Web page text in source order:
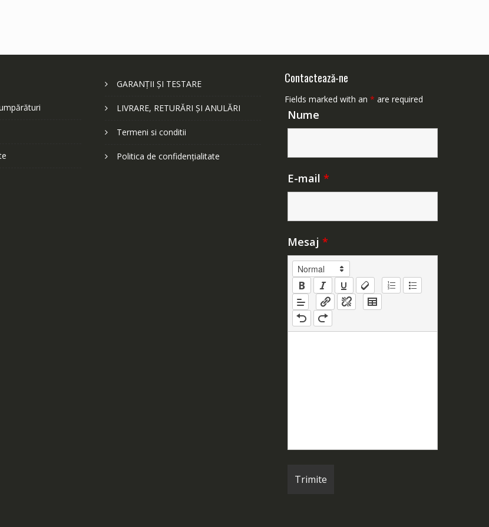
GARANȚII ȘI TESTARE
LIVRARE, RETURĂRI ȘI ANULĂRI
Termeni si conditii
Politica de confidențialitate
Contactează-ne
Fields marked with an * are required
Nume
E-mail *
Mesaj *